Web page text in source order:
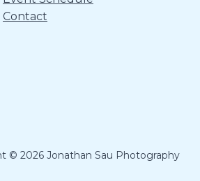
Contact
© 2026 Jonathan Sau Photography